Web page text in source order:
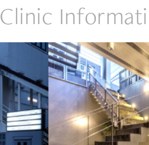
Clinic